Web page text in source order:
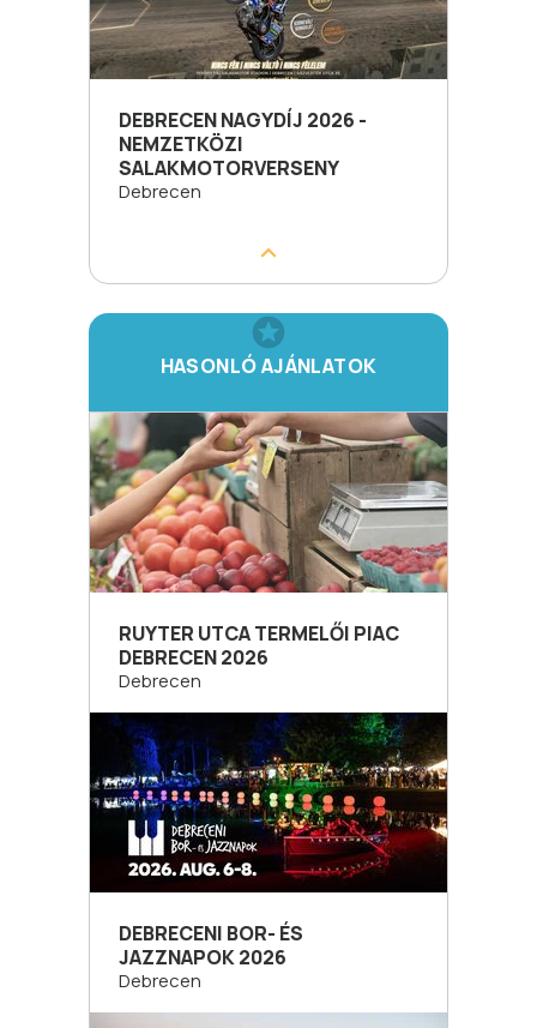
DEBRECEN NAGYDÍJ 2026 -
NEMZETKÖZI
SALAKMOTORVERSENY
Debrecen
HASONLÓ AJÁNLATOK
RUYTER UTCA TERMELŐI PIAC
DEBRECEN 2026
Debrecen
DEBRECENI BOR- ÉS
JAZZNAPOK 2026
Debrecen